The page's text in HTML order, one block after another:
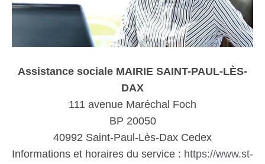
Assistance sociale MAIRIE SAINT-PAUL-LÈS-
DAX
111 avenue Maréchal Foch
BP 20050
40992 Saint-Paul-Lès-Dax Cedex
Informations et horaires du service : https://www.st-